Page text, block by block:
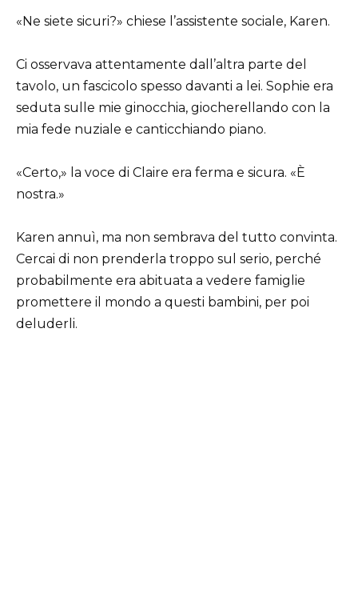
«Ne siete sicuri?» chiese l’assistente sociale, Karen.
Ci osservava attentamente dall’altra parte del
tavolo, un fascicolo spesso davanti a lei. Sophie era
seduta sulle mie ginocchia, giocherellando con la
mia fede nuziale e canticchiando piano.
«Certo,» la voce di Claire era ferma e sicura. «È
nostra.»
Karen annuì, ma non sembrava del tutto convinta.
Cercai di non prenderla troppo sul serio, perché
probabilmente era abituata a vedere famiglie
promettere il mondo a questi bambini, per poi
deluderli.